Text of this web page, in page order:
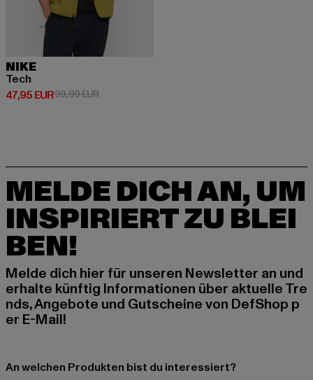
NIKE
Tech
47,95 EUR
Derzeitiger Preis: 47,95 EUR
99,90 EURAktionspreis: 99,90 EUR
MELDE DICH AN, UM
INSPIRIERT ZU BLEI
BEN!
Melde dich hier für unseren Newsletter an und
erhalte künftig Informationen über aktuelle Tre
nds, Angebote und Gutscheine von DefShop p
er E-Mail!
An welchen Produkten bist du interessiert?